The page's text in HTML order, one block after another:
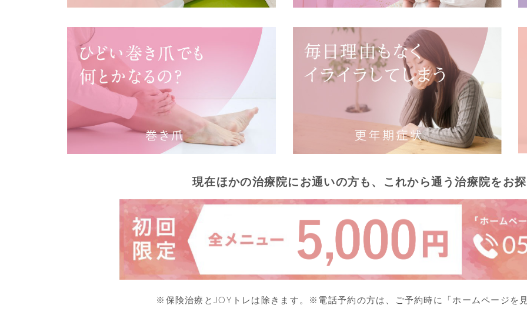
現在ほかの治療院にお通いの方も、 これから通う治療院をお
※保険治療とJOYトレは除きます。 ※電話予約の方は、ご予約時に 「ホームページを